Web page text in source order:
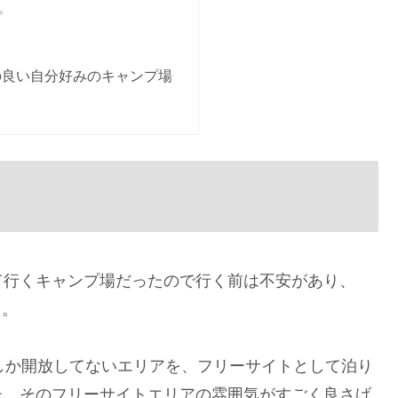
い自分好みのキャンプ場
くキャンプ場だったので行く前は不安があり、
開放してないエリアを、フリーサイトとして泊り